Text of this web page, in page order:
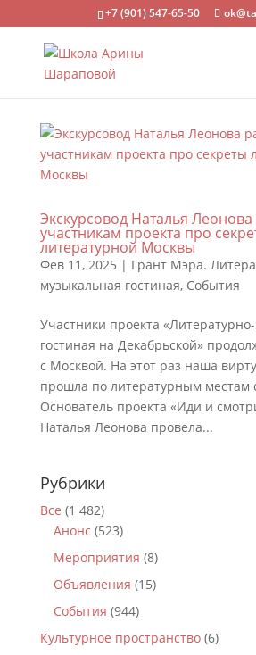
+7 (901) 547-65-50
Экскурсовод Наталья Леонова
участникам проекта про
литературной Москвы
Фев 11, 2025 | Грант Мэра.
музыкальная гостиная, События
Участники проекта
гостиная на Декабрьской»
с Москвой. На этот раз наша
прошла по литературным местам
Основатель проекта «Иди и
Наталья Леонова провела...
Рубрики
Все (1 482)
Анонс (523)
Мероприятия (8)
Объявления (15)
События (944)
Культурное пространство(6)